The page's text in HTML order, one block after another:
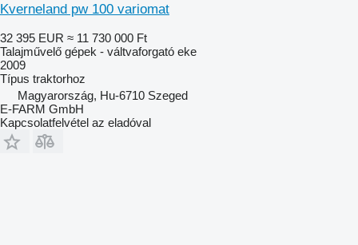
Kverneland pw 100 variomat
32 395 EUR ≈ 11 730 000 Ft
Talajművelő gépek - váltvaforgató eke
2009
Típus traktorhoz
Magyarország, Hu-6710 Szeged
E-FARM GmbH
Kapcsolatfelvétel az eladóval